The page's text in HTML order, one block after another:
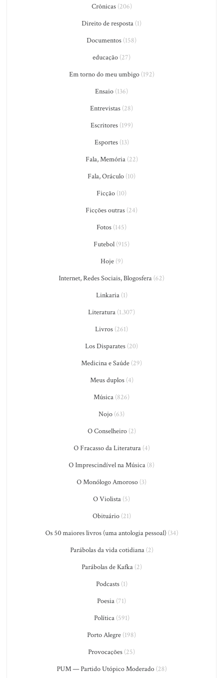
Crônicas(206)
Direito de resposta (1)
Documentos (158)
educação (27)
Em torno do meu umbigo(192)
Ensaio (136)
Entrevistas (28)
Escritores(199)
Esportes(13)
Fala, Memória(22)
Fala, Oráculo (10)
Ficção (10)
Ficções outras (24)
Fotos (145)
Futebol (915)
Hoje(9)
Internet, Redes Sociais, Blogosfera (62)
Linkaria(1)
Literatura (1.307)
Livros (261)
Los Disparates (20)
Medicina e Saúde (29)
Meus duplos(4)
Música (826)
Nojo (63)
O Conselheiro(2)
O Fracasso da Literatura(4)
O Imprescindível na Música (8)
O Monólogo Amoroso (3)
O Violista (5)
Obituário(21)
Os 50 maiores livros (uma antologia pessoal)(34)
Parábolas da vida cotidiana(2)
Parábolas de Kafka(2)
Podcasts(1)
Poesia (71)
Política(591)
Porto Alegre (198)
Provocações (25)
PUM — Partido Utópico Moderado(28)